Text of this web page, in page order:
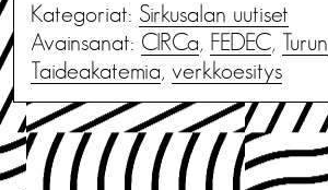
Kategoriat: Sirkusalan uutiset
Avainsanat: CIRCa, FEDEC, Turun
Taideakatemia, verkkoesitys